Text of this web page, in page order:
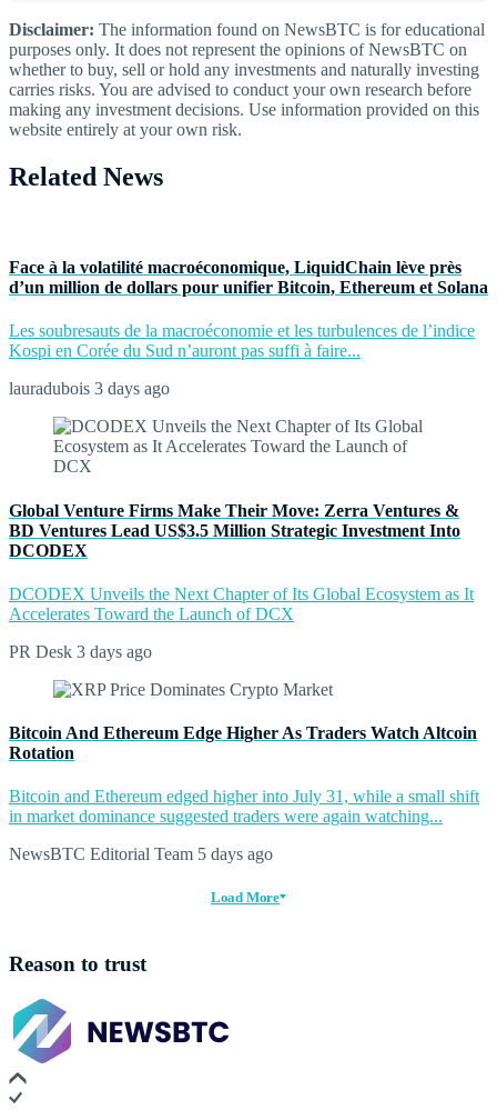
Disclaimer: The information found on NewsBTC is for educational
purposes only. It does not represent the opinions of NewsBTC on
whether to buy, sell or hold any investments and naturally investing
carries risks. You are advised to conduct your own research before
making any investment decisions. Use information provided on this
website entirely at your own risk.
Related News
Face à la volatilité macroéconomique, LiquidChain lève près
d’un million de dollars pour unifier Bitcoin, Ethereum et Solana
Les soubresauts de la macroéconomie et les turbulences de l’indice
Kospi en Corée du Sud n’auront pas suffi à faire...
lauradubois 3 days ago
Global Venture Firms Make Their Move: Zerra Ventures &
BD Ventures Lead US$3.5 Million Strategic Investment Into
DCODEX
DCODEX Unveils the Next Chapter of Its Global Ecosystem as It
Accelerates Toward the Launch of DCX
PR Desk 3 days ago
Bitcoin And Ethereum Edge Higher As Traders Watch Altcoin
Rotation
Bitcoin and Ethereum edged higher into July 31, while a small shift
in market dominance suggested traders were again watching...
NewsBTC Editorial Team 5 days ago
Load More
Reason to trust